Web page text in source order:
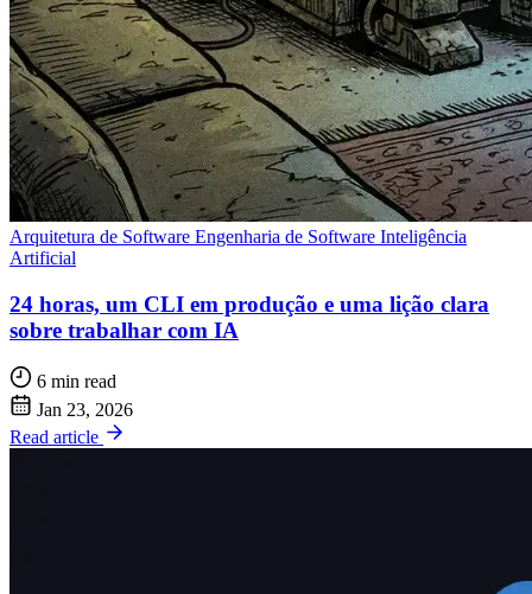
Arquitetura de Software Engenharia de Software Inteligência
Artificial
24 horas, um CLI em produção e uma lição clara
sobre trabalhar com IA
6 min read
Jan 23, 2026
Read article